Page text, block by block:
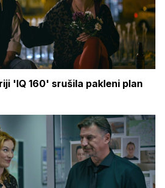
'IQ 160' srušila pakleni plan